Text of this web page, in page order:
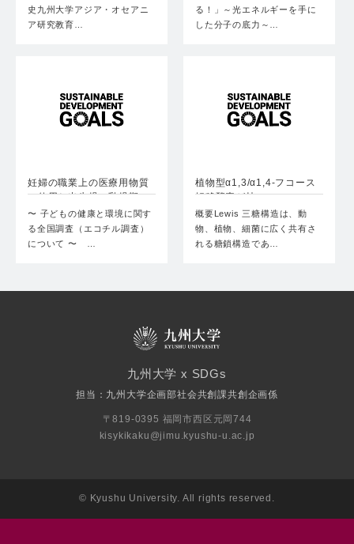
史九州大学アジア・オセアニ
ア研究教育…
る！」～光エネルギーを手に
した分子の底力～…
妊婦の職業上の医療用物質
の使用と出生児の乳児期
の…
〜 子どもの健康と環境に関す
る全国調査（エコチル調査）
について 〜 …
植物型α1,3/α1,4-フコース
転移酵素が持つ…
概要Lewis 三糖構造は、動
物、植物、細菌に広く共有さ
れる糖鎖構造であ…
九州大学 x SDGs
担当：九州大学企画部社会共創課共創企画係
〒819-0395 福岡市西区元岡744
kisykikaku@jimu.kyushu-u.ac.jp
© Kyushu University. All rights reserved.